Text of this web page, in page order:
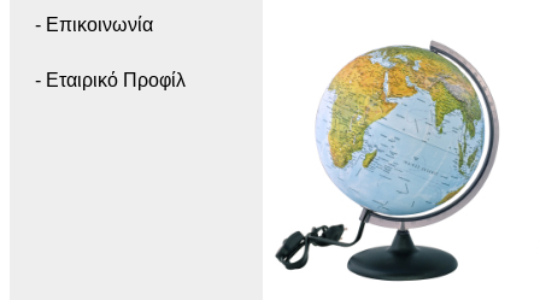
- Επικοινωνία
- Εταιρικό Προφίλ